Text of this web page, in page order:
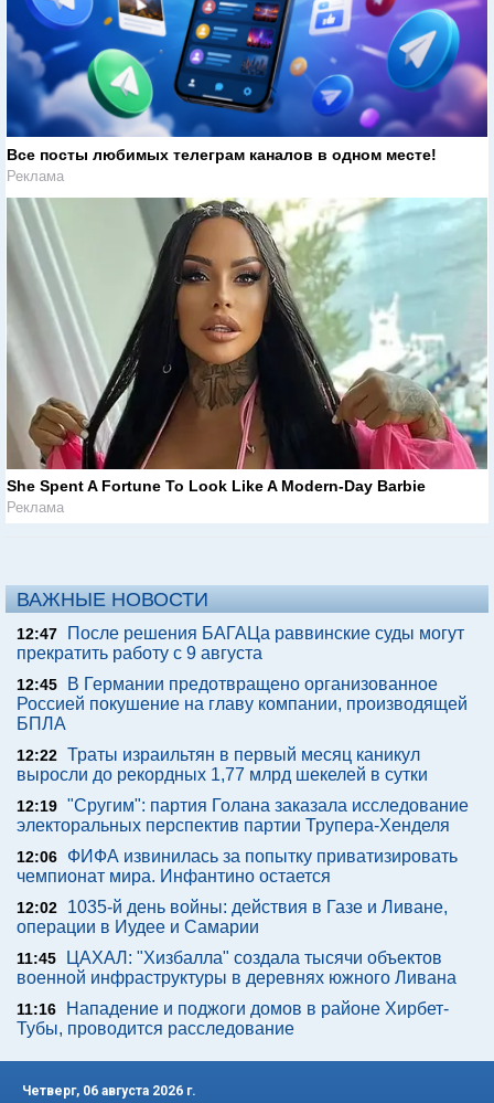
Все посты любимых телеграм каналов в одном месте!
Реклама
She Spent A Fortune To Look Like A Modern-Day Barbie
Реклама
ВАЖНЫЕ НОВОСТИ
12:47
После решения БАГАЦа раввинские суды могут
прекратить работу с 9 августа
12:45
В Германии предотвращено организованное
Россией покушение на главу компании, производящей
БПЛА
12:22 Траты израильтян в первый месяц каникул
выросли до рекордных 1,77 млрд шекелей в сутки
12:19 "Сругим": партия Голана заказала исследование
электоральных перспектив партии Трупера-Хенделя
12:06
ФИФА извинилась за попытку приватизировать
чемпионат мира. Инфантино остается
12:02
1035-й день войны: действия в Газе и Ливане,
операции в Иудее и Самарии
11:45
ЦАХАЛ: "Хизбалла" создала тысячи объектов
военной инфраструктуры в деревнях южного Ливана
11:16
Нападение и поджоги домов в районе Хирбет-
Тубы, проводится расследование
Четверг, 06 августа 2026 г.